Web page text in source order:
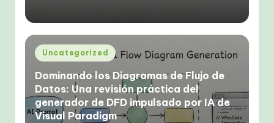
Publicado
en
Uncategorized
Dominando los Diagramas de Flujo de
Datos: Una revisión práctica del
generador de DFD impulsado por IA de
Visual Paradigm